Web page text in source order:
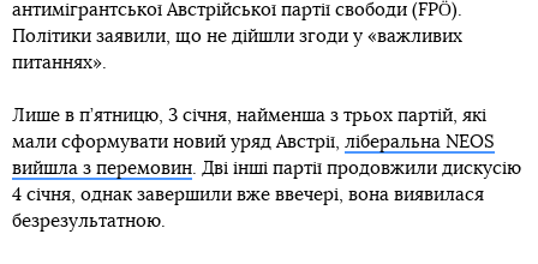
антимігрантської Австрійської партії свободи (FPÖ).
Політики заявили, що не дійшли згоди у «важливих
питаннях».
Лише в п’ятницю, 3 січня, найменша з трьох партій, які
мали сформувати новий уряд Австрії, ліберальна NEOS
вийшла з перемовин. Дві інші партії продовжили дискусію
4 січня, однак завершили вже ввечері, вона виявилася
безрезультатною.